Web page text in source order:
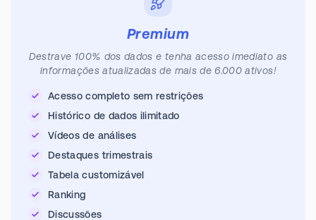
Premium
Destrave 100% dos dados e tenha acesso imediato as
informações atualizadas de mais de 6.000 ativos!
Acesso completo sem restrições
Histórico de dados ilimitado
Vídeos de análises
Destaques trimestrais
Tabela customizável
Ranking
Discussões